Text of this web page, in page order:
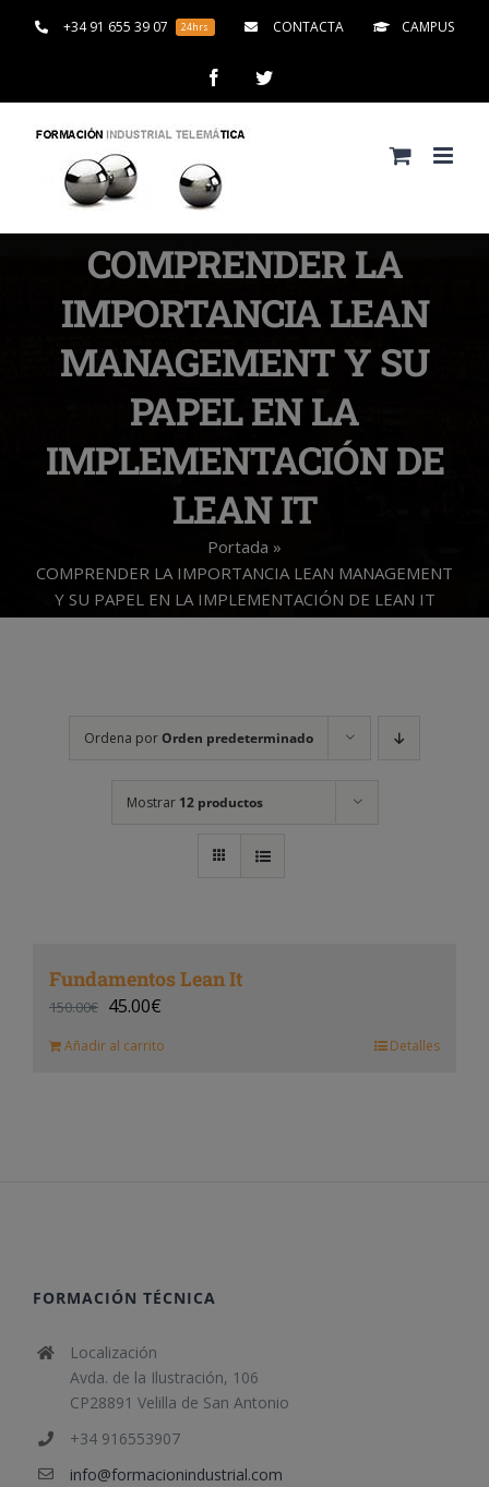
+34 91 655 39 07 24hrs CONTACTA CAMPUS
FacebookTwitter
COMPRENDER LA
IMPORTANCIA LEAN
MANAGEMENT Y SU
PAPEL EN LA
IMPLEMENTACIÓN DE
LEAN IT
Portada »
COMPRENDER LA IMPORTANCIA LEAN MANAGEMENT
Y SU PAPEL EN LA IMPLEMENTACIÓN DE LEAN IT
Ordena porOrden predeterminado
Mostrar 12 productos
Fundamentos Lean It
150.00€ 45.00€
Añadir al carrito Detalles
FORMACIÓN TÉCNICA
Localización
Avda. de la Ilustración, 106
CP28891 Velilla de San Antonio
+34 916553907
info@formacionindustrial.com